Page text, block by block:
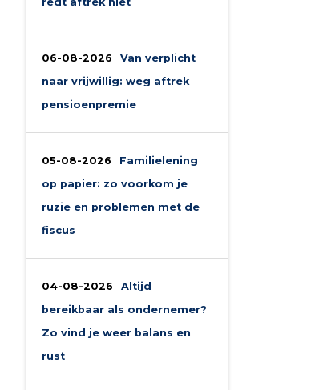
06-08-2026
Van verplicht
naar vrijwillig: weg aftrek
pensioenpremie
05-08-2026
Familielening
op papier: zo voorkom je
ruzie en problemen met de
fiscus
04-08-2026
Altijd
bereikbaar als ondernemer?
Zo vind je weer balans en
rust